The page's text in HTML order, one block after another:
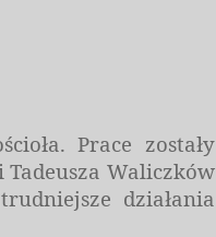
Prace zostały
Waliczków
działania